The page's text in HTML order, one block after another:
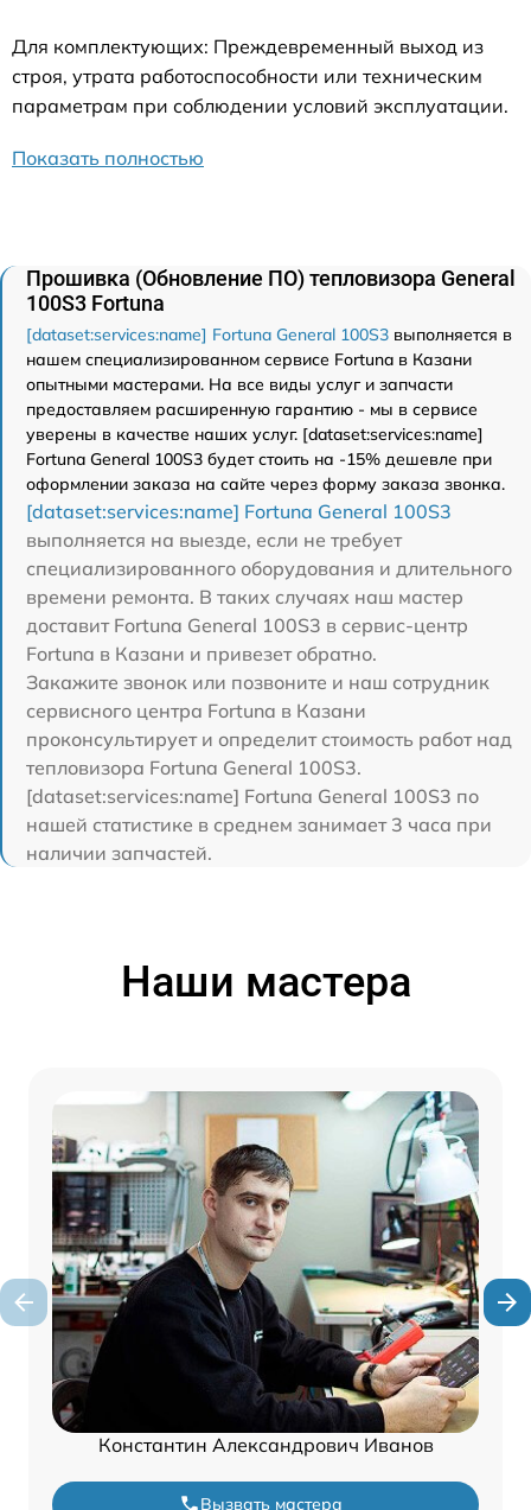
Для комплектующих: Преждевременный выход из
строя, утрата работоспособности или техническим
параметрам при соблюдении условий эксплуатации.
Показать полностью
Прошивка (Обновление ПО) тепловизора General
100S3 Fortuna
[dataset:services:name] Fortuna General 100S3 выполняется в
нашем специализированном сервисе Fortuna в Казани
опытными мастерами. На все виды услуг и запчасти
предоставляем расширенную гарантию - мы в сервисе
уверены в качестве наших услуг. [dataset:services:name]
Fortuna General 100S3 будет стоить на -15% дешевле при
оформлении заказа на сайте через форму заказа звонка.
[dataset:services:name] Fortuna General 100S3
выполняется на выезде, если не требует
специализированного оборудования и длительного
времени ремонта. В таких случаях наш мастер
доставит Fortuna General 100S3 в сервис-центр
Fortuna в Казани и привезет обратно.
Закажите звонок или позвоните и наш сотрудник
сервисного центра Fortuna в Казани
проконсультирует и определит стоимость работ над
тепловизора Fortuna General 100S3.
[dataset:services:name] Fortuna General 100S3 по
нашей статистике в среднем занимает 3 часа при
наличии запчастей.
Наши мастера
Константин Александрович Иванов
Вызвать мастера